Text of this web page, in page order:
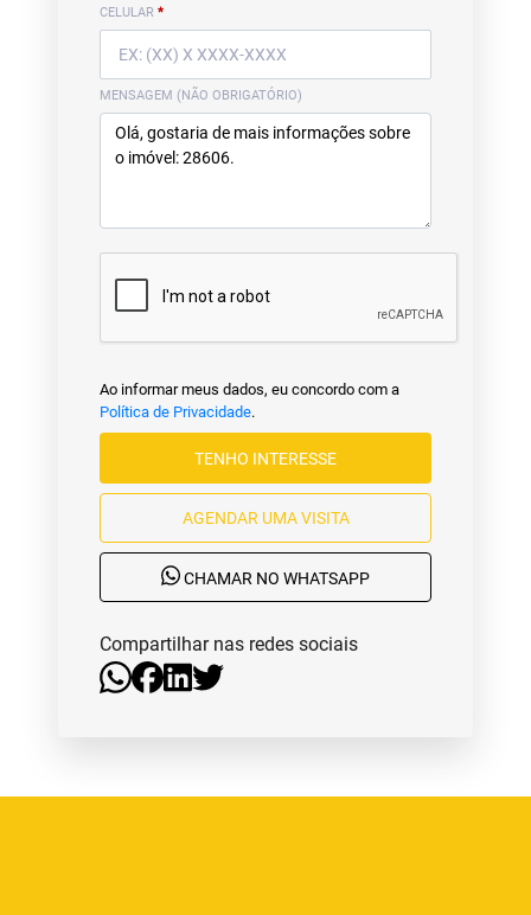
CELULAR *
MENSAGEM (NÃO OBRIGATÓRIO)
Ao informar meus dados, eu concordo com a
Política de Privacidade.
TENHO INTERESSE
AGENDAR UMA VISITA
CHAMAR NO WHATSAPP
Compartilhar nas redes sociais